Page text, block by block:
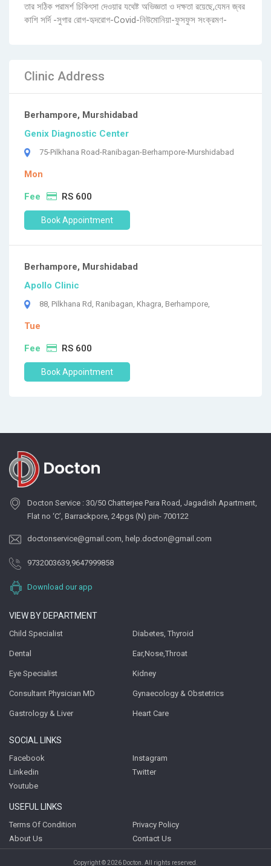
তার সঠিক পরামর্শ চিকিৎসা দেওয়ার যথেষ্ট অভিজ্ঞতা ও দক্ষতা রয়েছে,যেমন জ্বর
কাশি সর্দি -সুগার রোগ-হৃদরোগ-Covid-নিউমোনিয়া-ফুসফুস সংক্রমণ-
Clinic Address
Berhampore, Murshidabad
Genix Diagnostic Center
75-Pilkhana Road-Ranibagan-Berhampore-Murshidabad
Mon
Fee RS 600
Book Appointment
Berhampore, Murshidabad
Apollo Clinic
88, Pilkhana Rd, Ranibagan, Khagra, Berhampore,
Tue
Fee RS 600
Book Appointment
Docton Service : 30/50 Chatterjee Para Road, Jagadish Apartment,
Flat no ‘C’, Barrackpore, 24pgs (N) pin- 700122
doctonservice@gmail.com, help.docton@gmail.com
9732003639,9647999858
Download our app
VIEW BY DEPARTMENT
Child Specialist Diabetes, Thyroid
Dental Ear,Nose,Throat
Eye Specialist Kidney
Consultant Physician MD Gynaecology & Obstetrics
Gastrology & Liver Heart Care
SOCIAL LINKS
Facebook
Instagram
Linkedin
Twitter
Youtube
USEFUL LINKS
Terms Of Condition
Privacy Policy
About Us
Contact Us
Copyright © 2026 Docton. All rights reserved.